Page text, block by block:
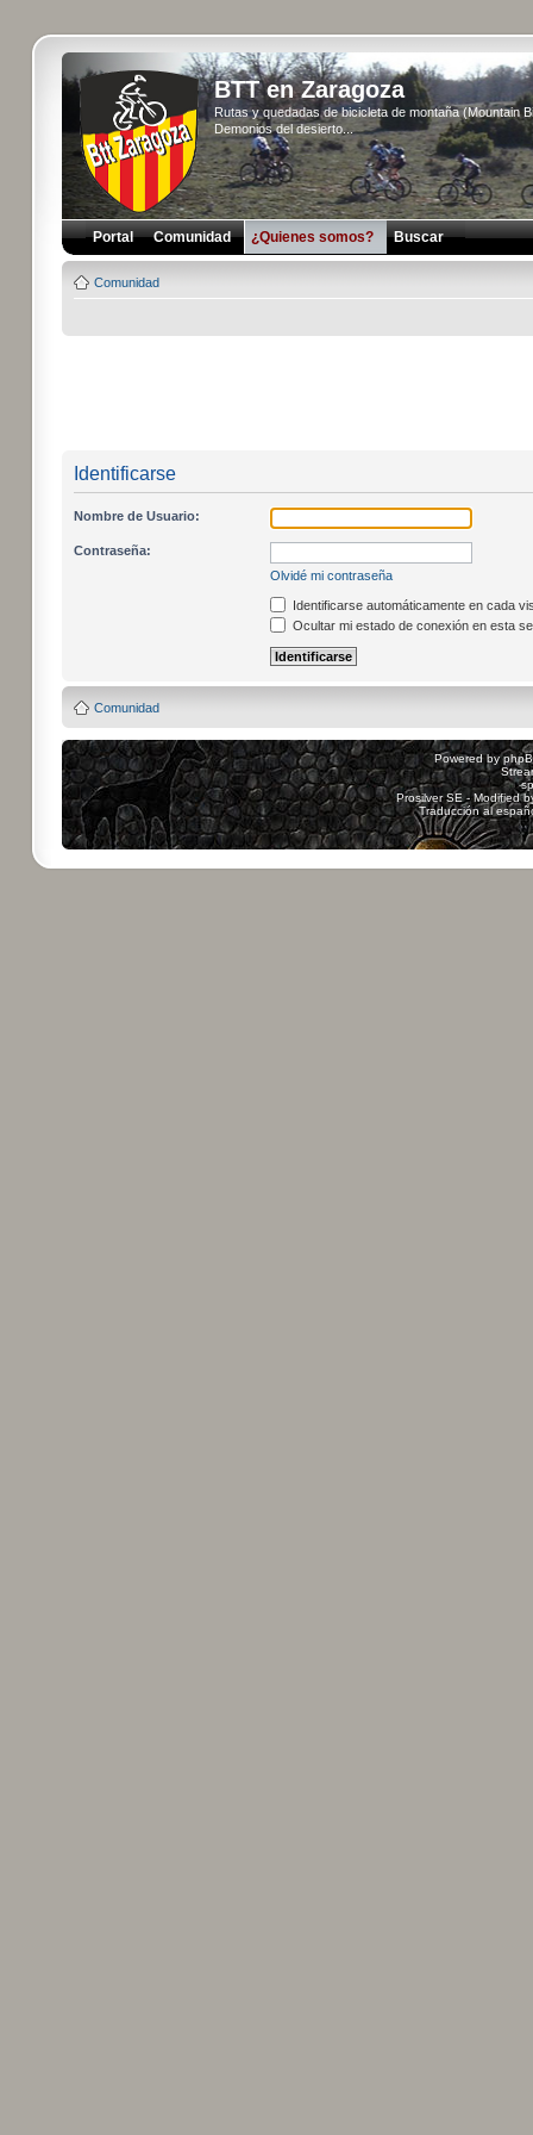
BTT en Zaragoza
Rutas y quedadas de bicicleta de montaña (Mountain
Demonios del desierto...
Portal Comunidad ¿Quienes somos? Buscar
Comunidad
Identificarse
Nombre de Usuario:
Contraseña:
Olvidé mi contraseña
Identificarse automáticamente en cada
Ocultar mi estado de conexión en esta
Comunidad
Powered by
Prosilver SE - Modified
Traducción al